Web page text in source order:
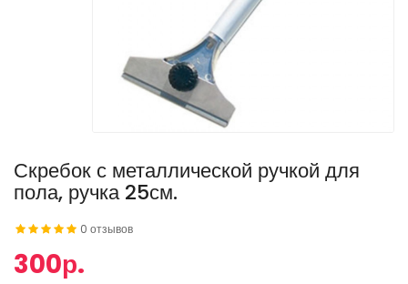
Скребок с металлической ручкой для
пола, ручка 25см.
0 отзывов
300р.